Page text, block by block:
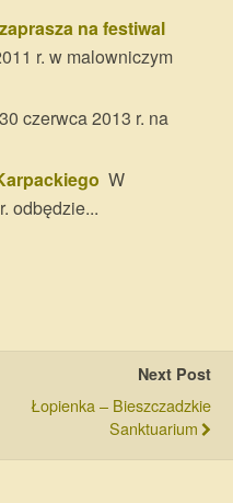
na festiwal
r. w malowniczym
30 czerwca 2013 r. na
W
odbędzie...
Next Post
Łopienka – Bieszczadzkie
Sanktuarium